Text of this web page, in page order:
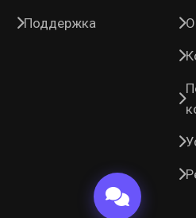
Поддержка О